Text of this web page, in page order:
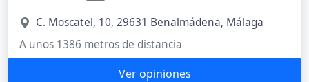
C. Moscatel, 10, 29631 Benalmádena, Málaga
A unos 1386 metros de distancia
Ver opiniones